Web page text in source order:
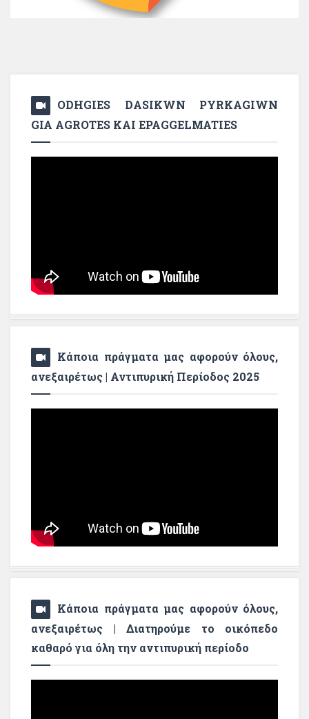
ODHGIES DASIKWN PYRKAGIWN
GIA AGROTES KAI EPAGGELMATIES
Κάποια πράγματα μας αφορούν όλους,
ανεξαιρέτως | Αντιπυρική Περίοδος 2025
Κάποια πράγματα μας αφορούν όλους,
ανεξαιρέτως | Διατηρούμε το οικόπεδο
καθαρό για όλη την αντιπυρική περίοδο